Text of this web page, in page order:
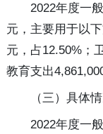
2022年度一
元，主要用于以
元，占12.50%；
教育支出
（三）具体
2022年度一